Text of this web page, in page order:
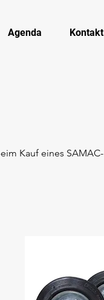
Agenda Kontakt
Kauf eines SAMAC-